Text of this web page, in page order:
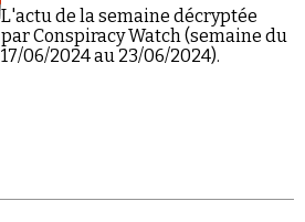
L'actu de la semaine décryptée
par Conspiracy Watch (semaine du
17/06/2024 au 23/06/2024).